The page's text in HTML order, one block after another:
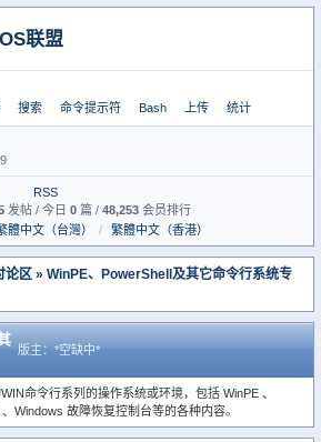
联盟
搜索 命令提示符 Bash 上传 统计
RSS
发帖 / 今日 0 篇 / 48,253 会员排行
體中文（台灣） / 繁體中文（香港）
论区 » WinPE、PowerShell及其它命令行系统专
版主：*空缺中*
命令行系列的操作系统或环境，包括 WinPE 、
Windows 故障恢复控制台等的各种内容。